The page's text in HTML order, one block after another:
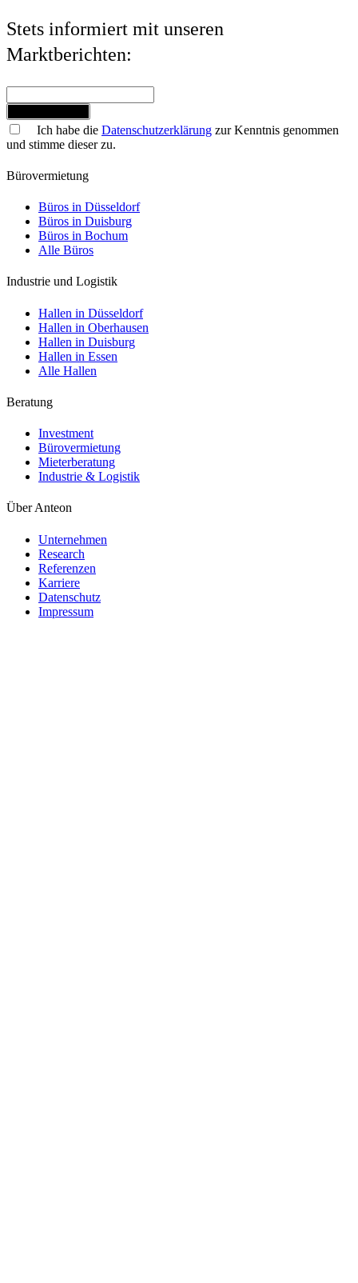
Stets informiert mit unseren
Marktberichten:
Ich habe die Datenschutzerklärung zur Kenntnis genommen
und stimme dieser zu.
Bürovermietung
Büros in Düsseldorf
Büros in Duisburg
Büros in Bochum
Alle Büros
Industrie und Logistik
Hallen in Düsseldorf
Hallen in Oberhausen
Hallen in Duisburg
Hallen in Essen
Alle Hallen
Beratung
Investment
Bürovermietung
Mieterberatung
Industrie & Logistik
Über Anteon
Unternehmen
Research
Referenzen
Karriere
Datenschutz
Impressum